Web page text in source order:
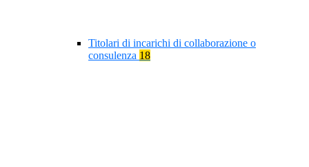
Titolari di incarichi di collaborazione o
consulenza 18